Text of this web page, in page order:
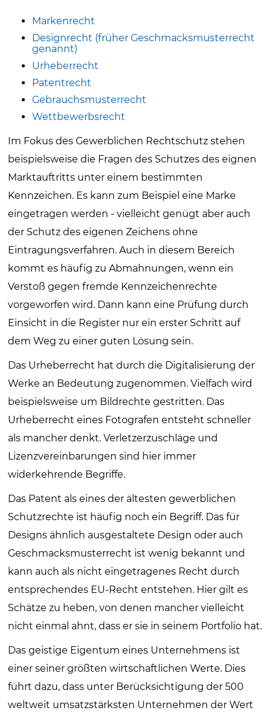
Markenrecht
Designrecht (früher Geschmacksmusterrecht
genannt)
Urheberrecht
Patentrecht
Gebrauchsmusterrecht
Wettbewerbsrecht
Im Fokus des Gewerblichen Rechtschutz stehen
beispielsweise die Fragen des Schutzes des eignen
Marktauftritts unter einem bestimmten
Kennzeichen. Es kann zum Beispiel eine Marke
eingetragen werden - vielleicht genügt aber auch
der Schutz des eigenen Zeichens ohne
Eintragungsverfahren. Auch in diesem Bereich
kommt es häufig zu Abmahnungen, wenn ein
Verstoß gegen fremde Kennzeichenrechte
vorgeworfen wird. Dann kann eine Prüfung durch
Einsicht in die Register nur ein erster Schritt auf
dem Weg zu einer guten Lösung sein.
Das Urheberrecht hat durch die Digitalisierung der
Werke an Bedeutung zugenommen. Vielfach wird
beispielsweise um Bildrechte gestritten. Das
Urheberrecht eines Fotografen entsteht schneller
als mancher denkt. Verletzerzuschläge und
Lizenzvereinbarungen sind hier immer
widerkehrende Begriffe.
Das Patent als eines der ältesten gewerblichen
Schutzrechte ist häufig noch ein Begriff. Das für
Designs ähnlich ausgestaltete Design oder auch
Geschmacksmusterrecht ist wenig bekannt und
kann auch als nicht eingetragenes Recht durch
entsprechendes EU-Recht entstehen. Hier gilt es
Schätze zu heben, von denen mancher vielleicht
nicht einmal ahnt, dass er sie in seinem Portfolio hat.
Das geistige Eigentum eines Unternehmens ist
einer seiner größten wirtschaftlichen Werte. Dies
führt dazu, dass unter Berücksichtigung der 500
weltweit umsatzstärksten Unternehmen der Wert